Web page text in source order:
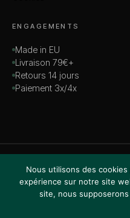
ENGAGEMENTS
Made in EU
Livraison 79€+
Retours 14 jours
Paiement 3x/4x
VISA ·
Nous utilisons des
expérience sur notre site
site, nous